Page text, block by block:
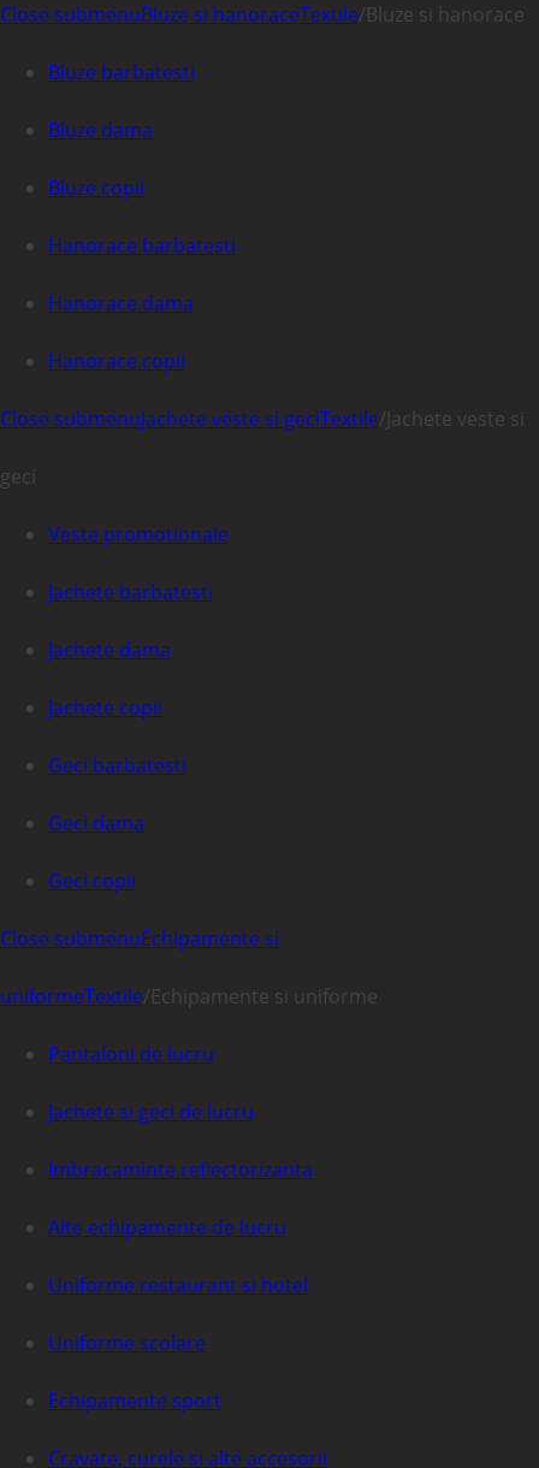
Close submenuBluze si hanoraceTextile/Bluze si hanorace
Bluze barbatesti
Bluze dama
Bluze copii
Hanorace barbatesti
Hanorace dama
Hanorace copii
Close submenuJachete veste si geciTextile/Jachete veste si
geci
Veste promotionale
Jachete barbatesti
Jachete dama
Jachete copii
Geci barbatesti
Geci dama
Geci copii
Close submenuEchipamente si
uniformeTextile/Echipamente si uniforme
Pantaloni de lucru
Jachete si geci de lucru
Imbracaminte reflectorizanta
Alte echipamente de lucru
Uniforme restaurant si hotel
Uniforme scolare
Echipamente sport
Cravate, curele si alte accesorii